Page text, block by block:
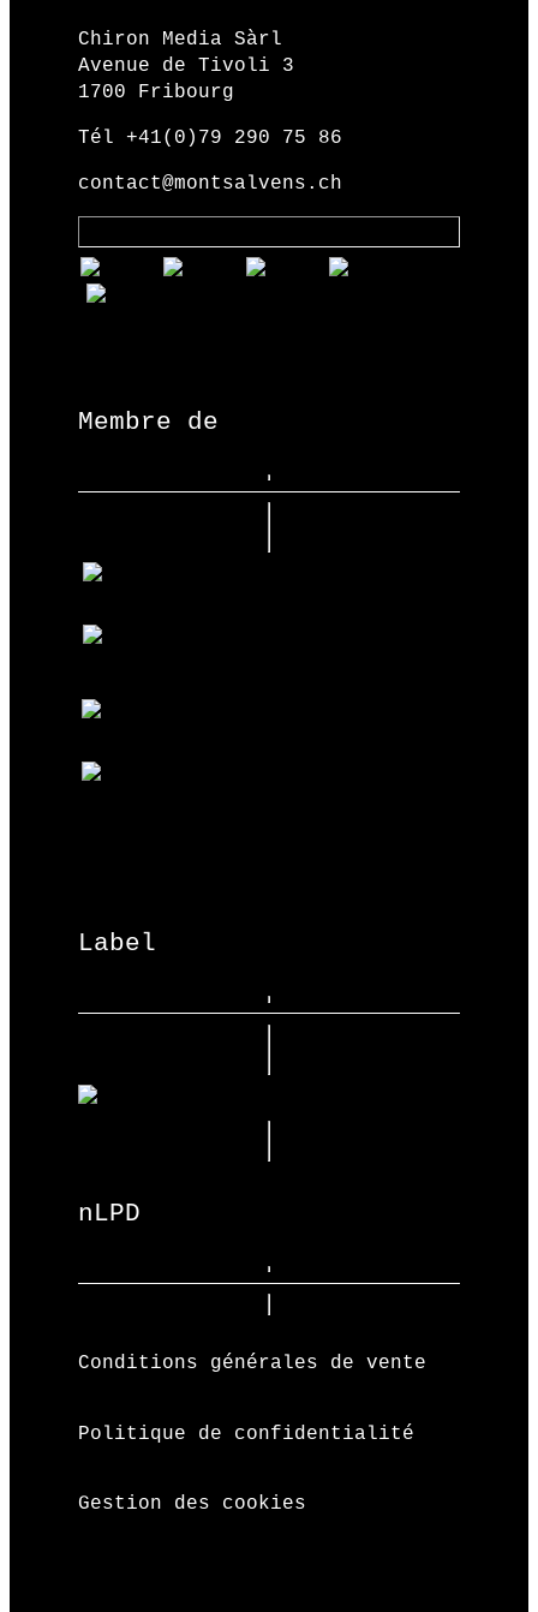
Chiron Media Sàrl
Avenue de Tivoli 3
1700 Fribourg
Tél +41(0)79 290 75 86
contact@montsalvens.ch
Membre de
Label
nLPD
Conditions générales de vente
Politique de confidentialité
Gestion des cookies